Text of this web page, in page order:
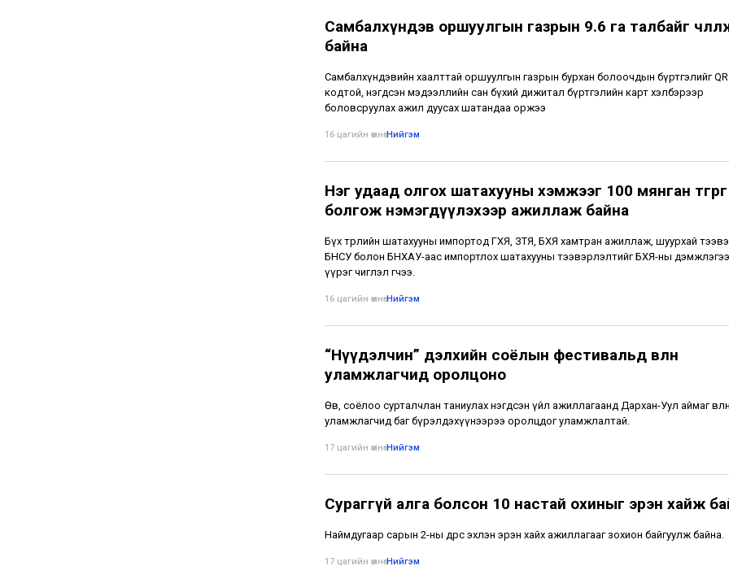
Самбалхүндэв оршуулгын газрын 9.6 га талбайг
байна
Самбалхүндэвийн хаалттай оршуулгын газрын бурхан болоочдын бүртгэлийг QR
кодтой, нэгдсэн мэдээллийн сан бүхий дижитал бүртгэлийн карт хэлбэрээр
боловсруулах ажил дуусах шатандаа оржээ
16 цагийн өмнө•Нийгэм
Нэг удаад олгох шатахууны хэмжээг 100 мянган төгрөг
болгож нэмэгдүүлэхээр ажиллаж байна
Бүх төрлийн шатахууны импортод ГХЯ, ЗТЯ, БХЯ хамтран ажиллаж, шуурхай
БНСУ болон БНХАУ-аас импортлох шатахууны тээвэрлэлтийг БХЯ-ны
үүрэг чиглэл өгчээ.
16 цагийн өмнө•Нийгэм
“Нүүдэлчин” дэлхийн соёлын фестивальд өвлөн
уламжлагчид оролцоно
Өв, соёлоо сурталчлан таниулах нэгдсэн үйл ажиллагаанд Дархан-Уул аймаг өвлөн
уламжлагчид баг бүрэлдэхүүнээрээ оролцдог уламжлалтай.
17 цагийн өмнө•Нийгэм
Сураггүй алга болсон 10 настай охиныг эрэн хайж
Наймдугаар сарын 2-ны өдрөөс эхлэн эрэн хайх ажиллагааг зохион байгуулж байна.
17 цагийн өмнө•Нийгэм